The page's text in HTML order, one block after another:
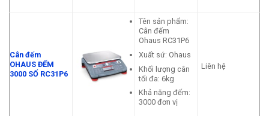
Cân đếm
OHAUS ĐẾM
3000 SỐ RC31P6
Tên sản phẩm:
Cân đếm
Ohaus RC31P6
Xuất sứ: Ohaus
Khối lượng cân
tối đa: 6kg
Khả năng đếm:
3000 đơn vị
Liên hệ